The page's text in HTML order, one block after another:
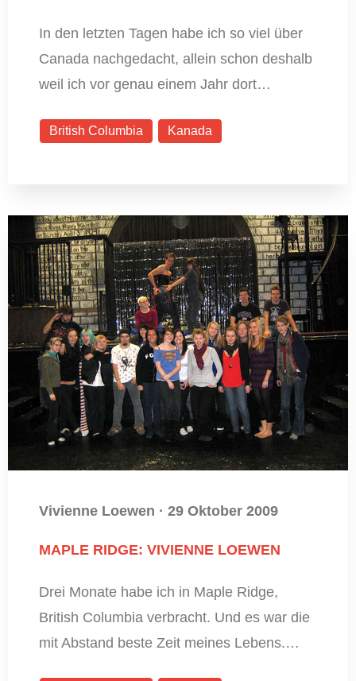
In den letzten Tagen habe ich so viel über
Canada nachgedacht, allein schon deshalb
weil ich vor genau einem Jahr dort…
British Columbia Kanada
Vivienne Loewen · 29 Oktober 2009
MAPLE RIDGE: VIVIENNE LOEWEN
Drei Monate habe ich in Maple Ridge,
British Columbia verbracht. Und es war die
mit Abstand beste Zeit meines Lebens.…